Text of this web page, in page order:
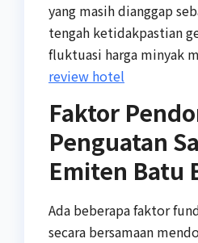
yang masih dianggap
tengah ketidakpastian
fluktuasi harga minyak
review hotel
Faktor
Penguatan
Emiten Batu
Ada beberapa faktor
secara bersamaan